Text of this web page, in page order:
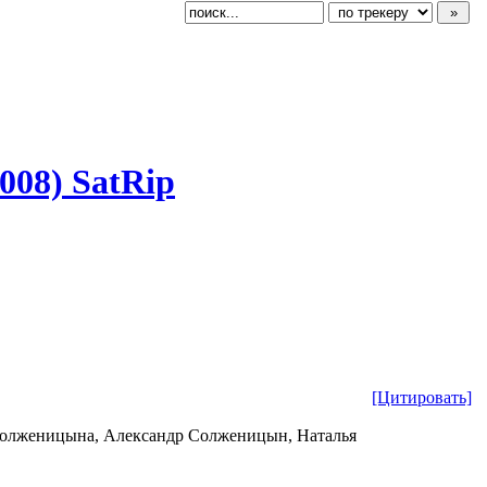
SatRip
[Цитировать]
Александр Солженицын, Наталья